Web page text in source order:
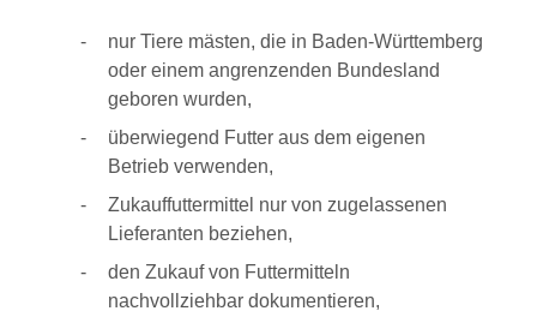
nur Tiere mästen, die in Baden-Württemberg
oder einem angrenzenden Bundesland
geboren wurden,
überwiegend Futter aus dem eigenen
Betrieb verwenden,
Zukauffuttermittel nur von zugelassenen
Lieferanten beziehen,
den Zukauf von Futtermitteln
nachvollziehbar dokumentieren,